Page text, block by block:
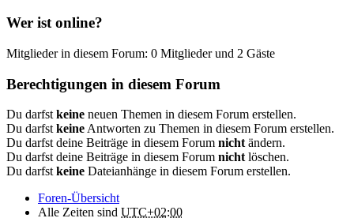
Wer ist online?
Mitglieder in diesem Forum: 0 Mitglieder und 2 Gäste
Berechtigungen in diesem Forum
Du darfst keine neuen Themen in diesem Forum erstellen.
Du darfst keine Antworten zu Themen in diesem Forum erstellen.
Du darfst deine Beiträge in diesem Forum nicht ändern.
Du darfst deine Beiträge in diesem Forum nicht löschen.
Du darfst keine Dateianhänge in diesem Forum erstellen.
Foren-Übersicht
Alle Zeiten sind UTC+02:00